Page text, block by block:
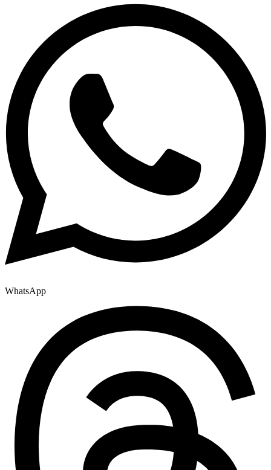
WhatsApp